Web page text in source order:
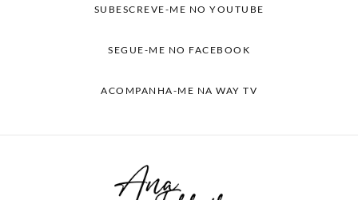
SUBESCREVE-ME NO YOUTUBE
SEGUE-ME NO FACEBOOK
ACOMPANHA-ME NA WAY TV